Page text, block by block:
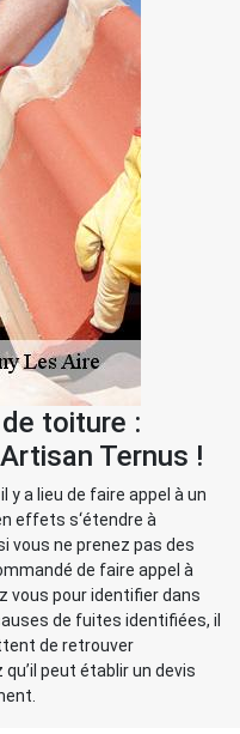
toiture :
Ternus !
a lieu de faire appel à un
effets s‘étendre à
vous ne prenez pas des
de faire appel à
vous pour identifier dans
de fuites identifiées, il
de retrouver
peut établir un devis